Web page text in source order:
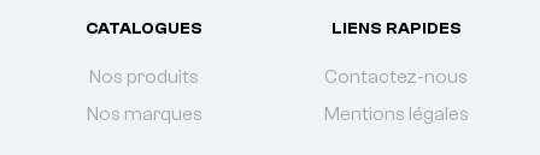
CATALOGUES
Nos produits
Nos marques
LIENS RAPIDES
Contactez-nous
Mentions légales